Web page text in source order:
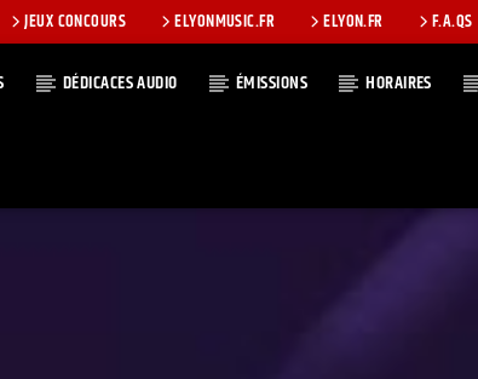
JEUX CONCOURS ELYONMUSIC.FR ELYON.FR F.A.QS
DÉDICACES AUDIO ÉMISSIONS HORAIRES